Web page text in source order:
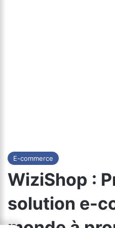
E-commerce
WiziShop :
solution e-